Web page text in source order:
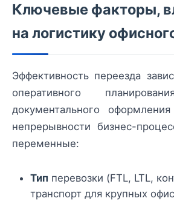
Ключевые факторы,
на логистику
Эффективность переезда
оперативного
документального
непрерывности бизнес-
переменные:
Тип перевозки (FTL, LTL,
транспорт для крупных